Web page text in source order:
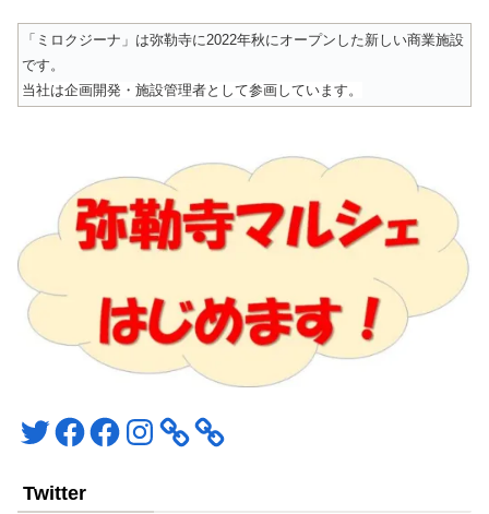
「ミロクジーナ」は弥勒寺に2022年秋にオープンした新しい商業施設
です。
当社は企画開発・施設管理者として参画しています。
TwitterFacebookFacebookInstagram
Twitter